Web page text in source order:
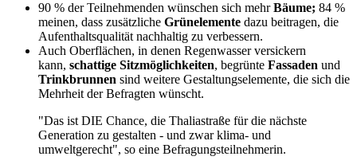
90 % der Teilnehmenden wünschen sich mehrBäume; 84 %
meinen, dass zusätzliche Grünelemente dazu beitragen, die
Aufenthaltsqualität nachhaltig zu verbessern.
Auch Oberflächen, in denen Regenwasser versickern
kann, schattige Sitzmöglichkeiten, begrünte Fassaden und
Trinkbrunnen sind weitere Gestaltungselemente, die sich die
Mehrheit der Befragten wünscht.
"Das ist DIE Chance, die Thaliastraße für die nächste
Generation zu gestalten - und zwar klima- und
umweltgerecht", so eine Befragungsteilnehmerin.